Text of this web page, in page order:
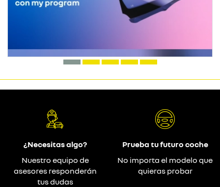
¿Necesitas algo?
Nuestro equipo de
asesores responderán
tus dudas
Prueba tu futuro coche
No importa el modelo que
quieras probar